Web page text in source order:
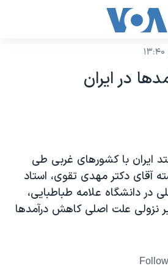
در ايران
ايران با کشورهای غربی طی
آقای دکتر مهدی تقوی، استاد
در دانشگاه علامه طباطبايی،
نزولی علت اصلی کاهش درآمدها